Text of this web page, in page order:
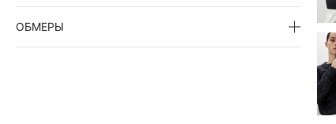
ОБМЕРЫ